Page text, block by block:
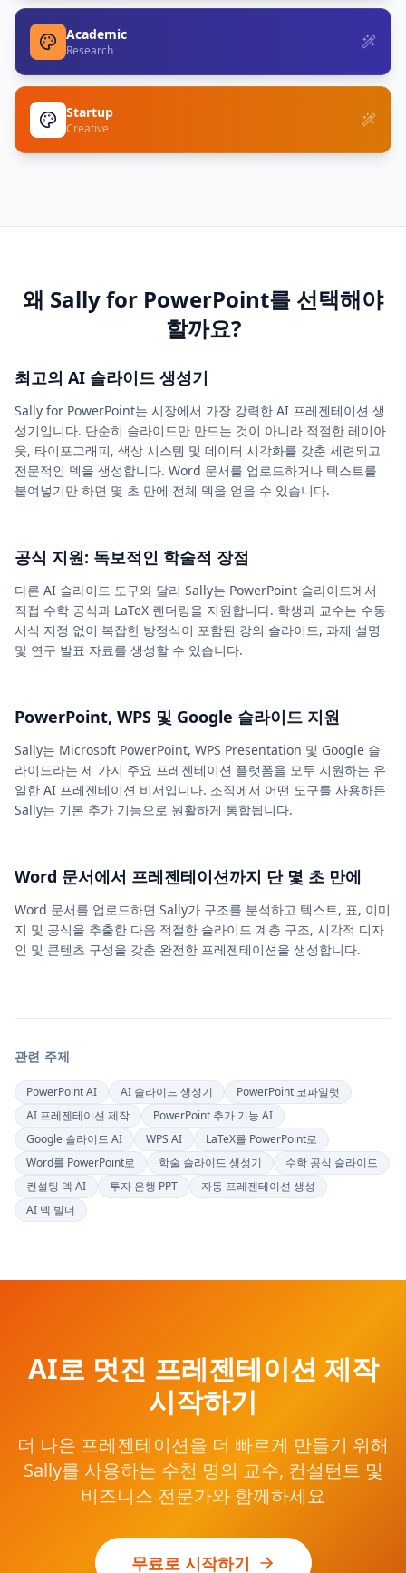
Academic
Research
Startup
Creative
왜 Sally for PowerPoint를 선택해야
할까요?
최고의 AI 슬라이드 생성기
Sally for PowerPoint는 시장에서 가장 강력한 AI 프레젠테이션 생
성기입니다. 단순히 슬라이드만 만드는 것이 아니라 적절한 레이아
웃, 타이포그래피, 색상 시스템 및 데이터 시각화를 갖춘 세련되고
전문적인 덱을 생성합니다. Word 문서를 업로드하거나 텍스트를
붙여넣기만 하면 몇 초 만에 전체 덱을 얻을 수 있습니다.
공식 지원: 독보적인 학술적 장점
다른 AI 슬라이드 도구와 달리 Sally는 PowerPoint 슬라이드에서
직접 수학 공식과 LaTeX 렌더링을 지원합니다. 학생과 교수는 수동
서식 지정 없이 복잡한 방정식이 포함된 강의 슬라이드, 과제 설명
및 연구 발표 자료를 생성할 수 있습니다.
PowerPoint, WPS 및 Google 슬라이드 지원
Sally는 Microsoft PowerPoint, WPS Presentation 및 Google 슬
라이드라는 세 가지 주요 프레젠테이션 플랫폼을 모두 지원하는 유
일한 AI 프레젠테이션 비서입니다. 조직에서 어떤 도구를 사용하든
Sally는 기본 추가 기능으로 원활하게 통합됩니다.
Word 문서에서 프레젠테이션까지 단 몇 초 만에
Word 문서를 업로드하면 Sally가 구조를 분석하고 텍스트, 표, 이미
지 및 공식을 추출한 다음 적절한 슬라이드 계층 구조, 시각적 디자
인 및 콘텐츠 구성을 갖춘 완전한 프레젠테이션을 생성합니다.
관련 주제
PowerPoint AI AI 슬라이드 생성기
PowerPoint 코파일럿
AI 프레젠테이션 제작
PowerPoint 추가 기능 AI
Google 슬라이드 AI
WPS AI
LaTeX를 PowerPoint로
Word를 PowerPoint로
학술 슬라이드 생성기
수학 공식 슬라이드
컨설팅 덱 AI
투자 은행 PPT
자동 프레젠테이션 생성
AI 덱 빌더
AI로 멋진 프레젠테이션 제작
시작하기
더 나은 프레젠테이션을 더 빠르게 만들기 위해
Sally를 사용하는 수천 명의 교수, 컨설턴트 및
비즈니스 전문가와 함께하세요
무료로 시작하기